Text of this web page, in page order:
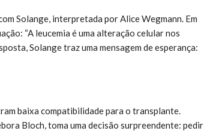
Solange, interpretada por Alice Wegmann. Em
“A leucemia é uma alteração celular nos
Solange traz uma mensagem de esperança:
baixa compatibilidade para o transplante.
Bloch, toma uma decisão surpreendente: pedir